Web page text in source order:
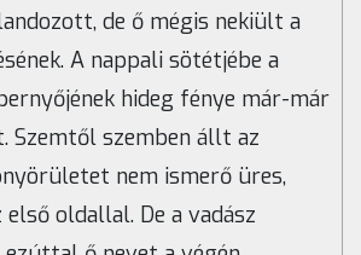
de ő mégis nekiült a
A nappali sötétjébe a
hideg fénye már-már
Szemtől szemben állt az
nem ismerő üres,
oldallal. De a vadász